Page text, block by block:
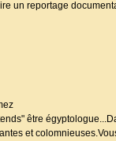
un reportage
être
et